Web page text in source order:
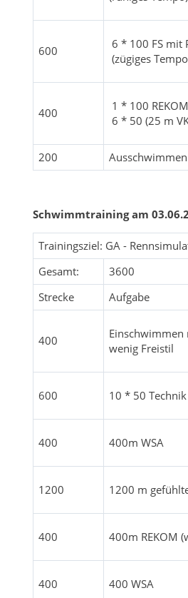
600
6 * 100 FS mit
(zügiges
400
1 * 100 REKOM
6 * 50 (25 m
200 Ausschwimmen
Schwimmtraining am
Trainingsziel: GA -
Gesamt:
3600
Strecke
Aufgabe
400
Einschwimmen
wenig Freistil
600 10 * 50
400 400m WSA
1200 1200 m
400 400m REKOM
400 400 WSA